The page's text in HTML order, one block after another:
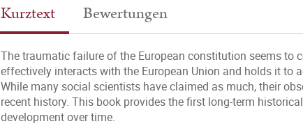
Kurztext Bewertungen
The traumatic failure of the European constitution seems to
effectively interacts with the European Union and holds it to
While many social scientists have claimed as much, their
recent history. This book provides the first long-term
development over time.